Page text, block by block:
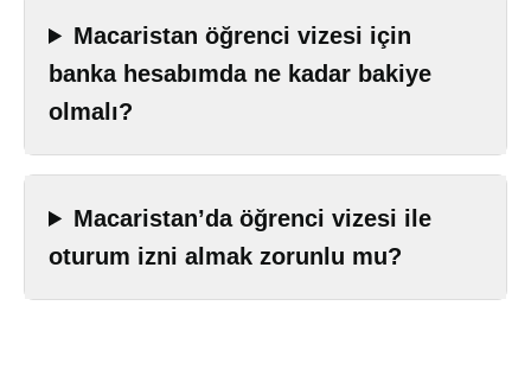
Macaristan öğrenci vizesi için
banka hesabımda ne kadar bakiye
olmalı?
Macaristan’da öğrenci vizesi ile
oturum izni almak zorunlu mu?